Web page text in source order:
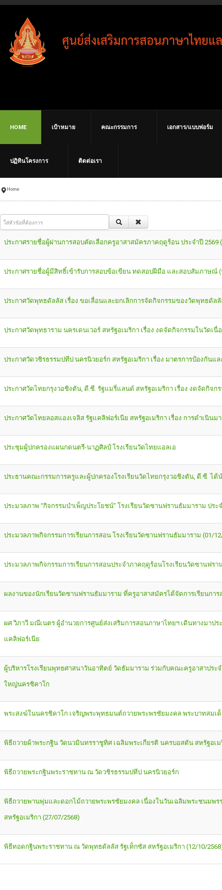
HOME เป้าหมาย คณะกรรมการ เอกสาร/แบบฟอร์ม
ปฏิทินโครงการ ติดต่อเรา
Home
ประกาศรายชื่อผู้ผ่านการสอบคัดเลือกครูอาสาสมัครภาคฤดูร้อน ประจำปี 2569
ประกาศรายชื่อผู้มีสิทธิ์เข้ารับการสอบข้อเขียน ทดสอบฝีมือ และสอบสัมภาษณ์ (
ประกาศวัดพุทธดัลลัส เรื่อง ขอเลื่อนและยกเลิกการจัดกิจกรรมของวัดพุทธดัล
ประกาศวัดพุทธาราม นครเดนเวอร์ สหรัฐอเมริกา เรื่อง งดจัดกิจกรรมในวัดเ
ประกาศวัดวชิรธรรมปทีป นครนิวยอร์ก สหรัฐอเมริกา เรื่อง มาตรการป้องกันแ
ประกาศวัดไทยกรุงวอชิงตัน, ดี.ซี. รัฐแมรี่แลนด์ สหรัฐอเมริกา เรื่อง งดจัดกิจก
ประกาศวัดไทยลอสแองเจลิส รัฐแคลิฟอร์เนีย สหรัฐอเมริกา เรื่อง การดำเนิน
ประชุมผู้ปกครองแผนกดนตรี-นาฏศิลป์ โรงเรียนวัดไทยแอลเอ
ประธานคณะกรรมการครูและผู้ปกครองโรงเรียนวัดไทยกรุงวอชิงตัน, ดี.ซี. ไ
ประมวลภาพ “กิจกรรมบำเพ็ญประโยชน์” โรงเรียนวัดซานฟรานธัมมาราม ประจ
ประมวลภาพกิจกรรมการเรียนการสอน โรงเรียนวัดซานฟรานธัมมาราม (01/
ประมวลภาพกิจกรรมการเรียนการสอนประจำภาคฤดูร้อนโรงเรียนวัดซานฟรา
ผลงานของนักเรียนวัดซานฟรานธัมมาราม ที่ครูอาสาสมัครได้จัดการเรียนกา
ผศ.วิภาวี มณีเนตร ผู้อำนวยการศูนย์ส่งเสริมการสอนภาษาไทยฯ เดินทางมาปร
แคลิฟอร์เนีย
ผู้บริหารโรงเรียนพุทธศาสนาวันอาทิตย์ วัดธัมมาราม ร่วมกับคณะครูอาสาปร
ใหญ่นครชิคาโก
พระสงฆ์ในนครชิคาโก เจริญพระพุทธมนต์ถวายพระพรชัยมงคล พระบาทสมเ
พิธีถวายผ้าพระกฐิน วัดนวมินทรราชูทิศ เฉลิมพระเกียรติ นครบอสตัน สหรัฐอเม
พิธีถวายพระกฐินพระราชทาน ณ วัดวชิรธรรมปทีป นครนิวยอร์ก
พิธีถวายพานพุ่มและดอกไม้ถวายพระพรชัยมงคล เนื่องในวันเฉลิมพระชนมพร
สหรัฐอเมริกา (27/07/2568)
พิธีทอดกฐินพระราชทาน ณ วัดพุทธดัลลัส รัฐเท็กซัส สหรัฐอเมริกา (12/10/